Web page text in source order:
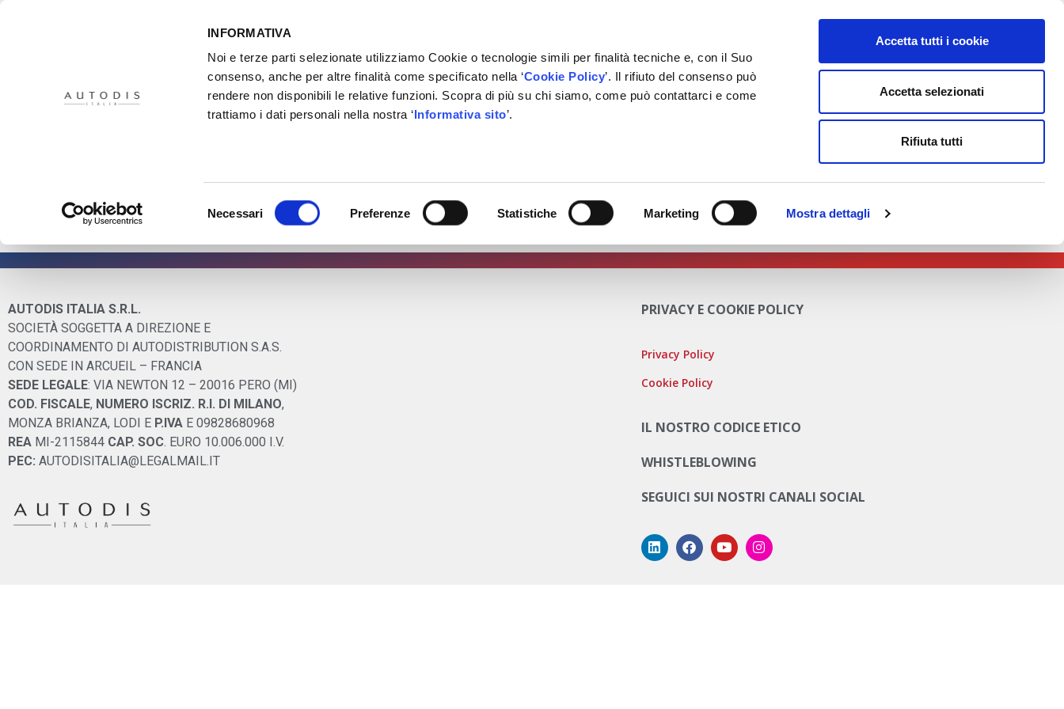
INFORMATIVA
Noi e terze parti selezionate utilizziamo Cookie o tecnologie simili per finalità tecniche e, con il Suo
consenso, anche per altre finalità come specificato nella ‘Cookie Policy’. Il rifiuto del consenso può
rendere non disponibili le relative funzioni. Scopra di più su chi siamo, come può contattarci e come
trattiamo i dati personali nella nostra ‘Informativa sito’.
del
Necessari Preferenze Statistiche Marketing Mostra dettagli
Accetta tutti i cookie
Accetta selezionati
Rifiuta tutti
IL PROGETTO DISTRIBUTORI XMASTER PRIVATE LABEL FORNITORI PARTNER BACHECA CONTATTI AREA RISERVATA
Vuoi approfondire il valore di Xenergy con il responsabile di
prodotto?
AUTODIS ITALIA S.R.L.
SOCIETÀ SOGGETTA A DIREZIONE E
COORDINAMENTO DI AUTODISTRIBUTION S.A.S.
CON SEDE IN ARCUEIL – FRANCIA
SEDE LEGALE: VIA NEWTON 12 – 20016 PERO (MI)
COD. FISCALE, NUMERO ISCRIZ. R.I. DI MILANO,
MONZA BRIANZA, LODI E P.IVA E 09828680968
REA MI-2115844 CAP. SOC. EURO 10.006.000 I.V.
PEC: AUTODISITALIA@LEGALMAIL.IT
PRIVACY E COOKIE POLICY
Privacy Policy
Cookie Policy
IL NOSTRO CODICE ETICO
WHISTLEBLOWING
SEGUICI SUI NOSTRI CANALI SOCIAL